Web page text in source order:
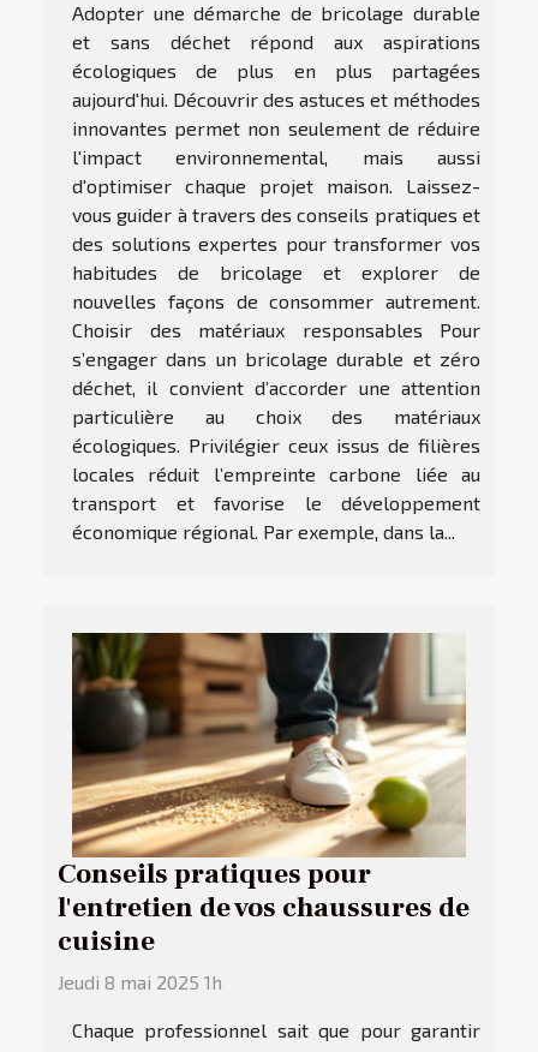
Adopter une démarche de bricolage durable
et sans déchet répond aux aspirations
écologiques de plus en plus partagées
aujourd'hui. Découvrir des astuces et méthodes
innovantes permet non seulement de réduire
l'impact environnemental, mais aussi
d'optimiser chaque projet maison. Laissez-
vous guider à travers des conseils pratiques et
des solutions expertes pour transformer vos
habitudes de bricolage et explorer de
nouvelles façons de consommer autrement.
Choisir des matériaux responsables Pour
s’engager dans un bricolage durable et zéro
déchet, il convient d’accorder une attention
particulière au choix des matériaux
écologiques. Privilégier ceux issus de filières
locales réduit l’empreinte carbone liée au
transport et favorise le développement
économique régional. Par exemple, dans la...
Conseils pratiques pour
l'entretien de vos chaussures de
cuisine
Jeudi 8 mai 2025 1h
Chaque professionnel sait que pour garantir